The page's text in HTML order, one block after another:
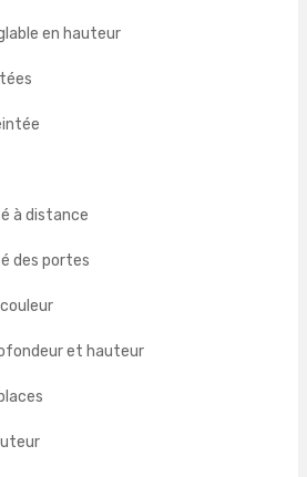
en hauteur
à distance
des portes
et hauteur